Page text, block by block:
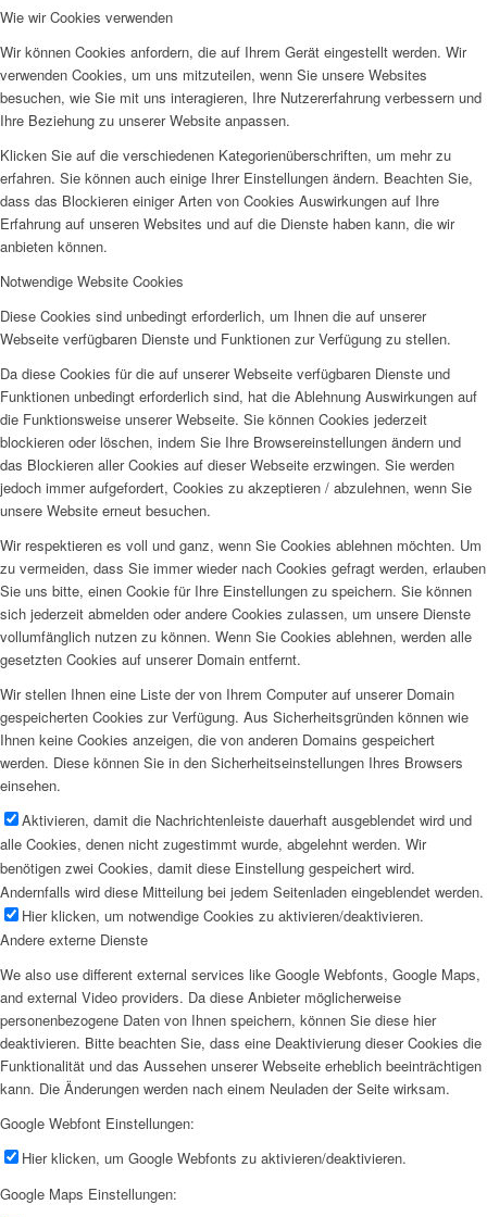
Wie wir Cookies verwenden
Wir können Cookies anfordern, die auf Ihrem Gerät eingestellt werden. Wir
verwenden Cookies, um uns mitzuteilen, wenn Sie unsere Websites
besuchen, wie Sie mit uns interagieren, Ihre Nutzererfahrung verbessern und
Ihre Beziehung zu unserer Website anpassen.
Klicken Sie auf die verschiedenen Kategorienüberschriften, um mehr zu
erfahren. Sie können auch einige Ihrer Einstellungen ändern. Beachten Sie,
dass das Blockieren einiger Arten von Cookies Auswirkungen auf Ihre
Erfahrung auf unseren Websites und auf die Dienste haben kann, die wir
anbieten können.
Notwendige Website Cookies
Diese Cookies sind unbedingt erforderlich, um Ihnen die auf unserer
Webseite verfügbaren Dienste und Funktionen zur Verfügung zu stellen.
Da diese Cookies für die auf unserer Webseite verfügbaren Dienste und
Funktionen unbedingt erforderlich sind, hat die Ablehnung Auswirkungen auf
die Funktionsweise unserer Webseite. Sie können Cookies jederzeit
blockieren oder löschen, indem Sie Ihre Browsereinstellungen ändern und
das Blockieren aller Cookies auf dieser Webseite erzwingen. Sie werden
jedoch immer aufgefordert, Cookies zu akzeptieren / abzulehnen, wenn Sie
unsere Website erneut besuchen.
Wir respektieren es voll und ganz, wenn Sie Cookies ablehnen möchten. Um
zu vermeiden, dass Sie immer wieder nach Cookies gefragt werden, erlauben
Sie uns bitte, einen Cookie für Ihre Einstellungen zu speichern. Sie können
sich jederzeit abmelden oder andere Cookies zulassen, um unsere Dienste
vollumfänglich nutzen zu können. Wenn Sie Cookies ablehnen, werden alle
gesetzten Cookies auf unserer Domain entfernt.
Wir stellen Ihnen eine Liste der von Ihrem Computer auf unserer Domain
gespeicherten Cookies zur Verfügung. Aus Sicherheitsgründen können wie
Ihnen keine Cookies anzeigen, die von anderen Domains gespeichert
werden. Diese können Sie in den Sicherheitseinstellungen Ihres Browsers
einsehen.
Aktivieren, damit die Nachrichtenleiste dauerhaft ausgeblendet wird und
alle Cookies, denen nicht zugestimmt wurde, abgelehnt werden. Wir
benötigen zwei Cookies, damit diese Einstellung gespeichert wird.
Andernfalls wird diese Mitteilung bei jedem Seitenladen eingeblendet werden.
Hier klicken, um notwendige Cookies zu aktivieren/deaktivieren.
Andere externe Dienste
We also use different external services like Google Webfonts, Google Maps,
and external Video providers. Da diese Anbieter möglicherweise
personenbezogene Daten von Ihnen speichern, können Sie diese hier
deaktivieren. Bitte beachten Sie, dass eine Deaktivierung dieser Cookies die
Funktionalität und das Aussehen unserer Webseite erheblich beeinträchtigen
kann. Die Änderungen werden nach einem Neuladen der Seite wirksam.
Google Webfont Einstellungen:
Hier klicken, um Google Webfonts zu aktivieren/deaktivieren.
Google Maps Einstellungen: